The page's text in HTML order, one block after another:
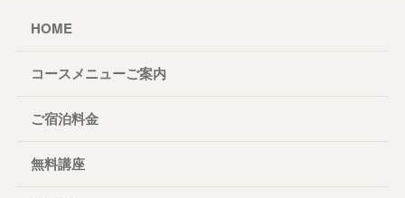
HOME
コースメニューご案内
ご宿泊料金
無料講座